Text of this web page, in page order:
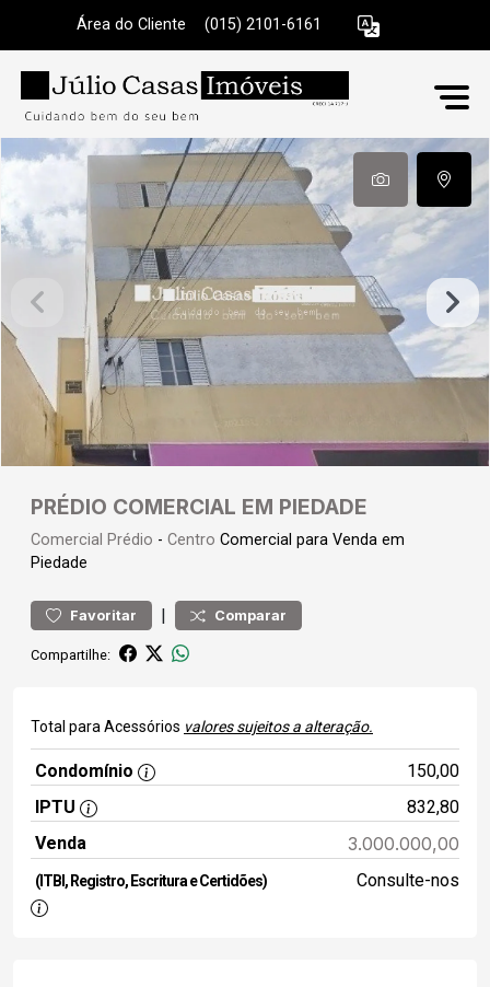
Área do Cliente (015) 2101-6161
PRÉDIO COMERCIAL EM PIEDADE
Comercial Prédio - Centro Comercial para Venda em
Piedade
Favoritar | Comparar
Compartilhe:
Total para Acessórios valores sujeitos a alteração.
Condomínio
150,00
IPTU
832,80
Venda
3.000.000,00
(ITBI, Registro, Escritura e Certidões) Consulte-nos